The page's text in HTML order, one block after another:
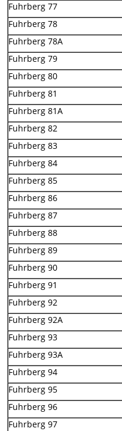
Fuhrberg 77
Fuhrberg 78
Fuhrberg 78A
Fuhrberg 79
Fuhrberg 80
Fuhrberg 81
Fuhrberg 81A
Fuhrberg 82
Fuhrberg 83
Fuhrberg 84
Fuhrberg 85
Fuhrberg 86
Fuhrberg 87
Fuhrberg 88
Fuhrberg 89
Fuhrberg 90
Fuhrberg 91
Fuhrberg 92
Fuhrberg 92A
Fuhrberg 93
Fuhrberg 93A
Fuhrberg 94
Fuhrberg 95
Fuhrberg 96
Fuhrberg 97